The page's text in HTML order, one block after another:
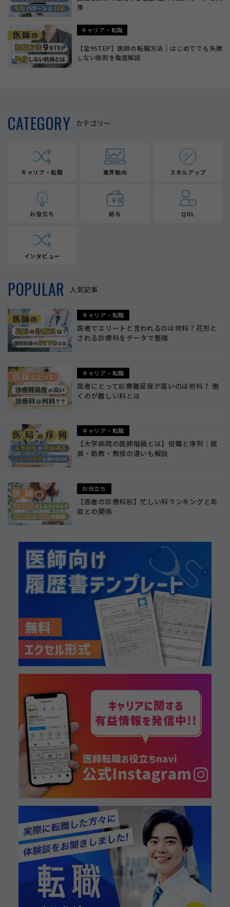
策
キャリア・転職
【全9STEP】医師の転職方法｜はじめてでも失敗
しない鉄則を徹底解説
CATEGORY カテゴリー
キャリア・転職 業界動向 スキルアップ
お役立ち 給与 QOL
インタビュー
POPULAR 人気記事
キャリア・転職
医者でエリートと言われるのは何科？花形と
される診療科をデータで整理
キャリア・転職
医者にとって診療難易度が高いのは何科？ 働
くのが難しい科とは
キャリア・転職
【大学病院の医師階級とは】役職と序列｜医
員・助教・教授の違いも解説
お役立ち
【医者の診療科別】忙しい科ランキングと年
収との関係